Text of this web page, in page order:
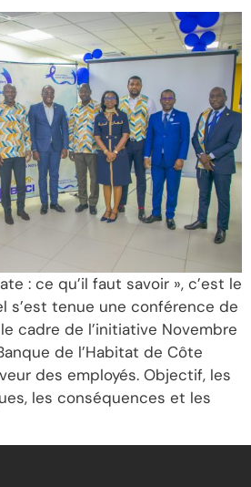
: ce qu’il faut savoir », c’est le
s’est tenue une conférence de
cadre de l’initiative Novembre
de l’Habitat de Côte
des employés. Objectif, les
les conséquences et les